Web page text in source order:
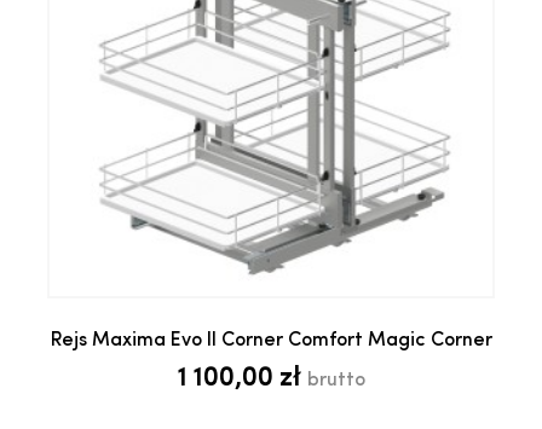
Rejs Maxima Evo II Corner Comfort Magic Corner
1 100,00 zł brutto